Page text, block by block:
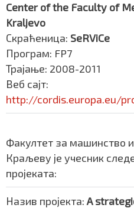
Center of the Faculty of
Kraljevo
Скраћеница: SeRViCe
Програм: FP7
Трајање: 2008-2011
Веб сајт:
http://cordis.europa.eu/
Факултет за машинство
Краљеву је учесник
пројеката:
Назив пројекта: A